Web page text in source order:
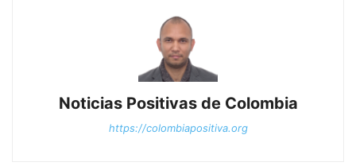
Noticias Positivas de Colombia
https://colombiapositiva.org